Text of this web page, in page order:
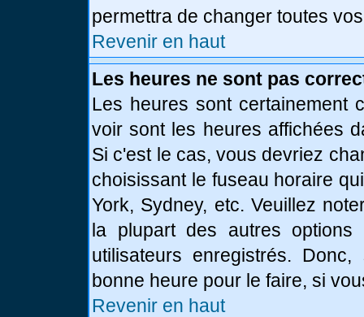
permettra de changer toutes
Revenir en haut
Les heures ne sont pas
Les heures sont certainement
voir sont les heures affichées
Si c'est le cas, vous devriez
choisissant le fuseau horaire
York, Sydney, etc. Veuillez
la plupart des autres options
utilisateurs enregistrés.
bonne heure pour le faire, si
Revenir en haut